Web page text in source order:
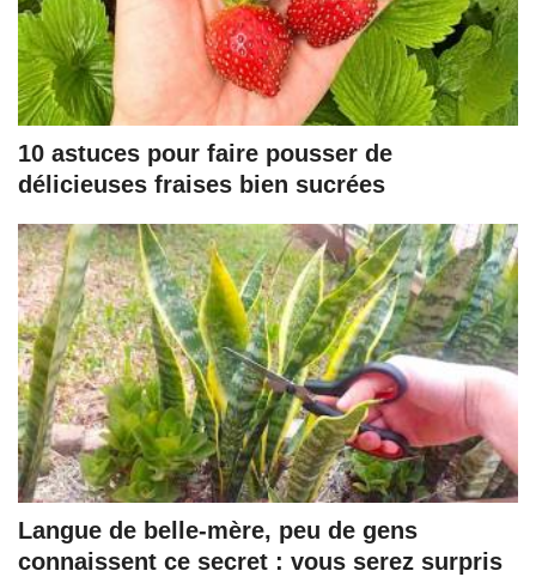
10 astuces pour faire pousser de
délicieuses fraises bien sucrées
Langue de belle-mère, peu de gens
connaissent ce secret : vous serez surpris